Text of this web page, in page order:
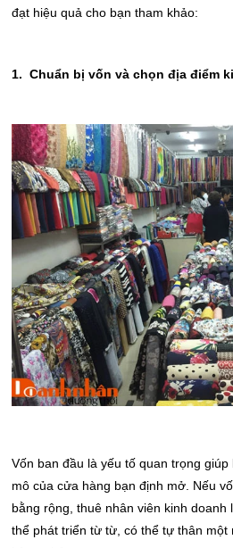
đạt hiệu quả cho bạn tham khảo:
1. Chuẩn bị vốn và chọn địa điểm
Vốn ban đầu là yếu tố quan trọng
mô của cửa hàng bạn định mở. Nếu
bằng rộng, thuê nhân viên kinh
thể phát triển từ từ, có thể tự thân một